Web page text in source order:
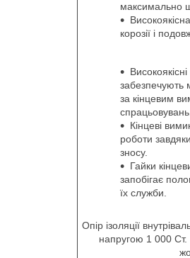
максимально
корозії і
забезпечують
за кінцевим
спрацьовувань.
Кінцеві
роботи
зносу.
Гайки
запобігає
їх служби.
Опір ізоляції
напругою 1 000 Ст.